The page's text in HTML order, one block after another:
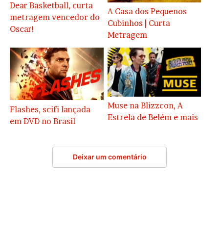
Dear Basketball, curta
metragem vencedor do
Oscar!
A Casa dos Pequenos
Cubinhos | Curta
Metragem
Flashes, scifi lançada
em DVD no Brasil
Muse na Blizzcon, A
Estrela de Belém e mais
Deixar um comentário